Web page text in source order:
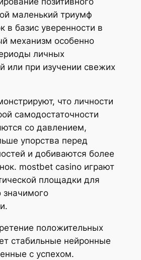
маленький триумф
в базис уверенности в
механизм особенно
личных
или при изучении свежих
что личности
самодостаточности
со давлением,
упорства перед
и добиваются более
mostbet casino играют
площадки для
значимого
положительных
стабильные нейронные
с успехом.